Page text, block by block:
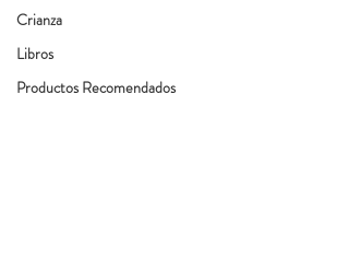
Crianza
Libros
Productos Recomendados